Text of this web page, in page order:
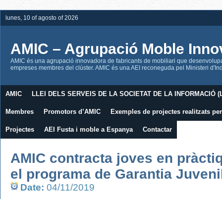
lunes, 10 of agosto of 2026
AMIC – Agrupació Moble
AMIC és una agrupació innovadora de fabricants de mobiliari que
empreses membres del clúster. AMIC és una AEI reconeguda pel Ministeri
AMIC LLEI DELS SERVEIS DE LA SOCIETAT DE LA INFORMACIÓ
Membres Promotors d’AMIC Exemples de projectes realitzats
Projectes AEI Fusta i moble a Espanya Contactar
AMIC contracta joves en
el programa de Garantia
Date: 04/11/2019